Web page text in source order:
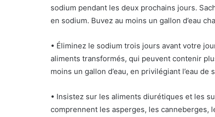
sodium pendant les deux prochains jours.
en sodium. Buvez au moins un gallon d’eau
• Éliminez le sodium trois jours avant votre
aliments transformés, qui peuvent contenir
moins un gallon d’eau, en privilégiant l’eau
• Insistez sur les aliments diurétiques et les
comprennent les asperges, les canneberges,